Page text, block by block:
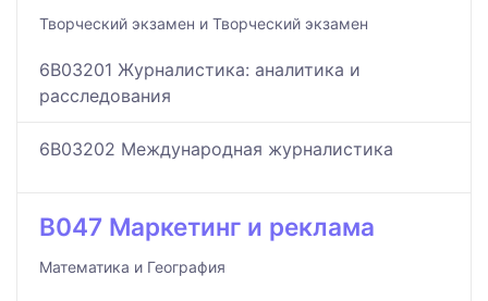
Творческий экзамен и Творческий экзамен
6B03201 Журналистика: аналитика и
расследования
6B03202 Международная журналистика
B047 Маркетинг и реклама
Математика и География